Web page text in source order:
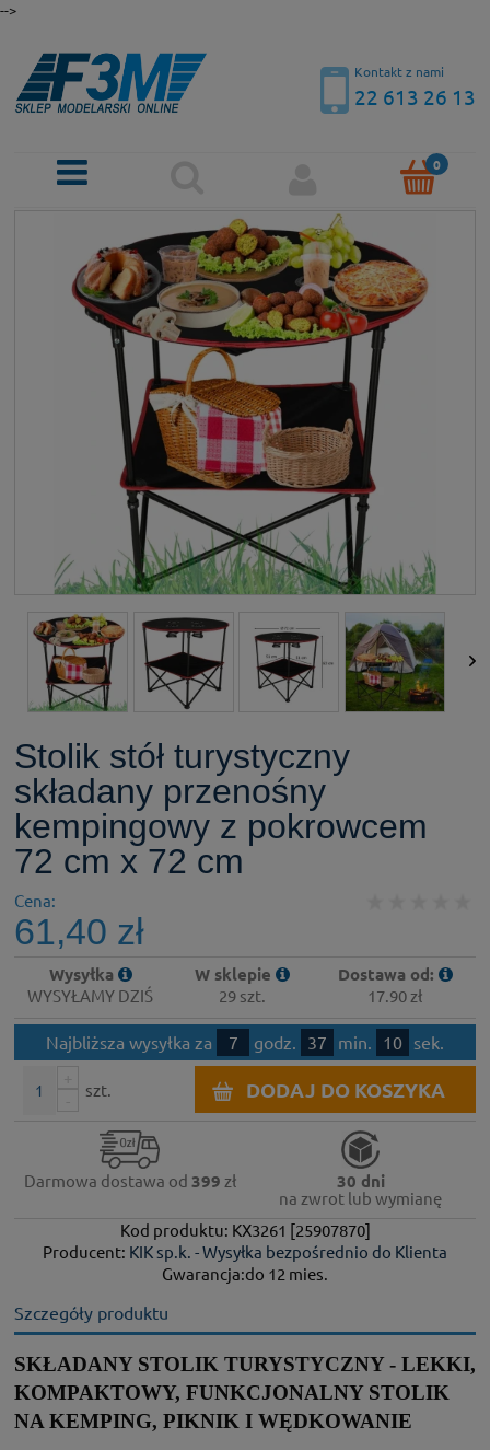
-->
Kontakt z nami
22 613 26 13
Stolik stół turystyczny
składany przenośny
kempingowy z pokrowcem
72 cm x 72 cm
Cena:
61,40 zł
Wysyłka
WYSYŁAMY DZIŚ
W sklepie
29 szt.
Dostawa od:
17.90 zł
Najbliższa wysyłka za 7 godz. 37 min. 10 sek.
szt. DODAJ DO KOSZYKA
Darmowa dostawa od 399 zł 30 dni
na zwrot lub wymianę
Kod produktu: KX3261 [25907870]
Producent: KIK sp.k. - Wysyłka bezpośrednio do Klienta
Gwarancja:do 12 mies.
Szczegóły produktu
SKŁADANY STOLIK TURYSTYCZNY - LEKKI,
KOMPAKTOWY, FUNKCJONALNY STOLIK
NA KEMPING, PIKNIK I WĘDKOWANIE